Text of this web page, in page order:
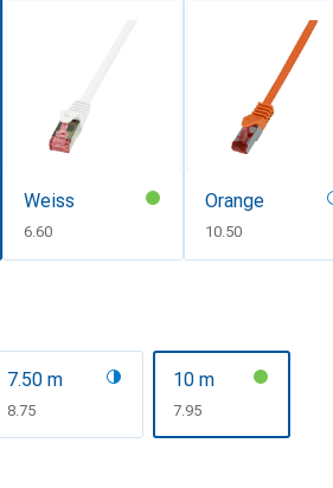
Weiss
CHF
6.60
Orange
CHF
10.50
7.50 m
CHF
8.75
10 m
CHF
7.95